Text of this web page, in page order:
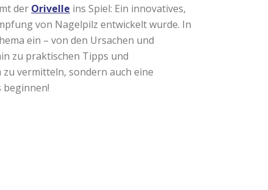
der Orivelle ins Spiel: Ein innovatives,
von Nagelpilz entwickelt wurde. In
ein – von den Ursachen und
zu praktischen Tipps und
vermitteln, sondern auch eine
beginnen!